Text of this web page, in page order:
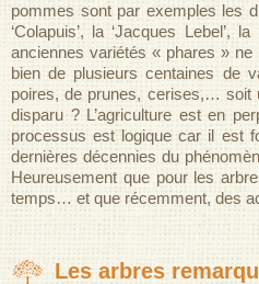
pommes sont par exemples les
‘Colapuis’, la ‘Jacques Lebel’,
anciennes variétés « phares » ne
bien de plusieurs centaines de
poires, de prunes, cerises,… soit
disparu ? L’agriculture est en
processus est logique car il est
dernières décennies du
Heureusement que pour les
temps… et que récemment, des
Les arbres